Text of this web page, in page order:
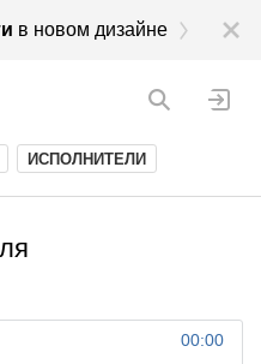
в новом дизайне
ИСПОЛНИТЕЛИ
00:00